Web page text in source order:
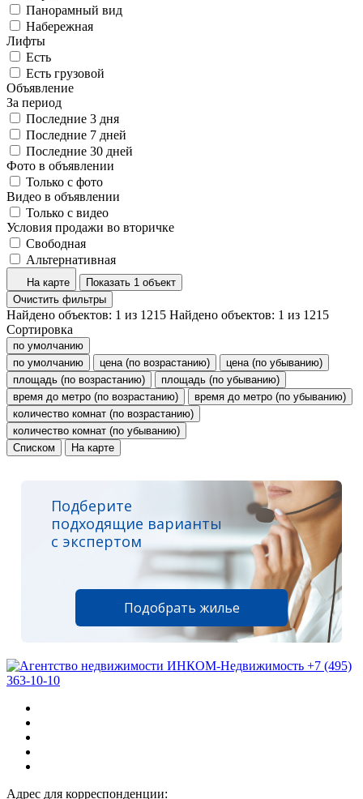
Панорамный вид
Набережная
Лифты
Есть
Есть грузовой
Объявление
За период
Последние 3 дня
Последние 7 дней
Последние 30 дней
Фото в объявлении
Только с фото
Видео в объявлении
Только с видео
Условия продажи во вторичке
Свободная
Альтернативная
На карте
Показать 1 объект
Очистить фильтры
Найдено объектов: 1 из 1215 Найдено объектов: 1 из 1215
Сортировка
по умолчанию
по умолчанию
цена (по возрастанию)
цена (по убыванию)
площадь (по возрастанию)
площадь (по убыванию)
время до метро (по возрастанию)
время до метро (по убыванию)
количество комнат (по возрастанию)
количество комнат (по убыванию)
Списком
На карте
Подберите
подходящие варианты
с экспертом
Подобрать жилье
+7 (495)
363-10-10
Адрес для корреспонденции: